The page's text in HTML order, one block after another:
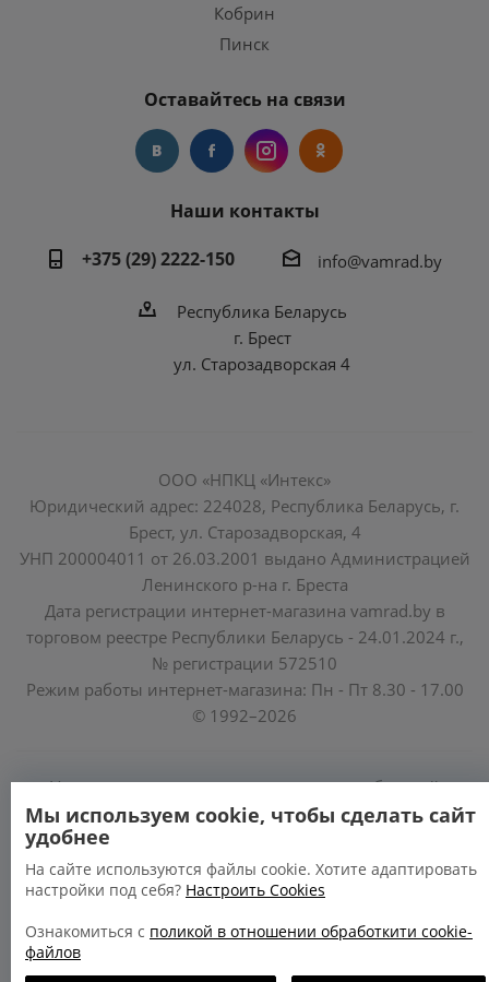
Кобрин
Пинск
Оставайтесь на связи
Наши контакты
+375 (29) 2222-150
info@vamrad.by
Республика Беларусь
г. Брест
ул. Старозадворская 4
ООО «НПКЦ «Интекс»
Юридический адрес: 224028, Республика Беларусь, г.
Брест, ул. Старозадворская, 4
УНП 200004011 от 26.03.2001 выдано Администрацией
Ленинского р-на г. Бреста
Дата регистрации интернет-магазина vamrad.by в
торговом реестре Республики Беларусь - 24.01.2024 г.,
№ регистрации 572510
Режим работы интернет-магазина: Пн - Пт 8.30 - 17.00
© 1992–2026
Уполномоченные по защите прав потребителей
облисполкомов, Минского горисполкома:
https://www.mart.gov.by/activity/zashchita-prav-
potrebiteley/
БРЕСТСКАЯ ОБЛАСТЬ тел. (80162) 26 97 69;
Мы используем cookie, чтобы сделать сайт
удобнее
На сайте используются файлы cookie. Хотите адаптировать
настройки под себя? Настроить Cookies
Ознакомиться с поликой в отношении обработкити cookie-
файлов